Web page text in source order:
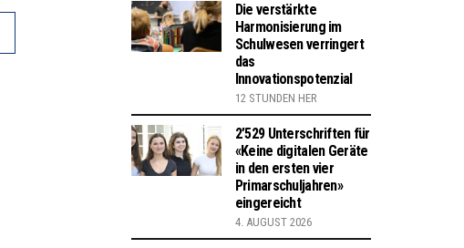
Die verstärkte
Harmonisierung im
Schulwesen verringert
das
Innovationspotenzial
12 STUNDEN HER
2’529 Unterschriften für
«Keine digitalen Geräte
in den ersten vier
Primarschuljahren»
eingereicht
4. AUGUST 2026